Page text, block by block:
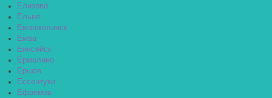
Елизово
Ельня
Еманжелинск
Емва
Енисейск
Ермолино
Ершов
Ессентуки
Ефремов